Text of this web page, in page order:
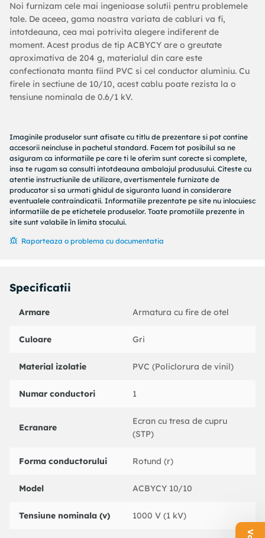
Noi furnizam cele mai ingenioase solutii pentru problemele
tale. De aceea, gama noastra variata de cabluri va fi,
intotdeauna, cea mai potrivita alegere indiferent de
moment. Acest produs de tip ACBYCY are o greutate
aproximativa de 204 g, materialul din care este
confectionata manta fiind PVC si cel conductor aluminiu. Cu
firele in sectiune de 10/10, acest cablu poate rezista la o
tensiune nominala de 0.6/1 kV.
Imaginile produselor sunt afisate cu titlu de prezentare si pot contine
accesorii neincluse in pachetul standard. Facem tot posibilul sa ne
asiguram ca informatiile pe care ti le oferim sunt corecte si complete,
insa te rugam sa consulti intotdeauna ambalajul produsului. Citeste cu
atentie instructiunile de utilizare, avertismentele furnizate de
producator si sa urmati ghidul de siguranta luand in considerare
eventualele contraindicatii. Informatiile prezentate pe site nu inlocuiesc
informatiile de pe etichetele produselor. Toate promotiile prezente in
site sunt valabile în limita stocului.
Raporteaza o problema cu documentatia
Specificatii
Armare Armatura cu fire de otel
Culoare Gri
Material izolatie PVC (Policlorura de vinil)
Numar conductori 1
Ecranare
Ecran cu tresa de cupru
(STP)
Forma conductorului Rotund (r)
Model ACBYCY 10/10
Tensiune nominala (v) 1000 V (1 kV)